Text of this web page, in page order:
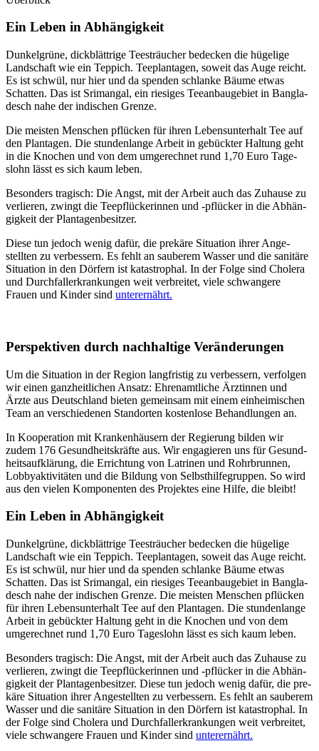
Ein Leben in Abhän­gigkeit
Dunkel­grüne, dick­blättrige Tee­sträucher bedecken die hüge­lige
Land­schaft wie ein Teppich. Tee­plantagen, soweit das Auge reicht.
Es ist schwül, nur hier und da spen­den schlan­ke Bäu­me etwas
Schat­ten. Das ist Srimangal, ein riesiges Tee­anbau­gebiet in Bangla­
desch nahe der indi­schen Grenze.
Die meisten Menschen pflücken für ihren Lebens­unterhalt Tee auf
den Plantagen. Die stunden­lange Arbeit in gebückter Haltung geht
in die Knochen und von dem umge­rechnet rund 1,70 Euro Tage­
slohn lässt es sich kaum leben.
Beson­ders tragisch: Die Angst, mit der Arbeit auch das Zuhause zu
verlieren, zwingt die Tee­pflücker­innen und -pflücker in die Abhän­
gigkeit der Plantagen­besitzer.
Diese tun jedoch wenig dafür, die pre­käre Situa­tion ihrer Ange­
stellten zu ver­bessern. Es fehlt an sauberem Wasser und die sani­täre
Situation in den Dörfern ist katas­trophal. In der Folge sind Cholera
und Durch­fall­erkrank­ungen weit verbreitet, viele schwangere
Frauen und Kinder sind unter­ernährt.
Perspektiven durch nach­haltige Verän­derungen
Um die Situation in der Region lang­fristig zu ver­bessern, verfolgen
wir einen ganz­heit­lichen Ansatz: Ehren­amtliche Ärzt­innen und
Ärzte aus Deutsch­land bieten gemeinsam mit einem einhei­mischen
Team an verschie­denen Stand­orten kosten­lose Behand­lungen an.
In Koopera­tion mit Kranken­häusern der Regie­rung bilden wir
zudem 176 Gesund­heits­kräfte aus. Wir enga­gieren uns für Gesund­
heits­aufklärung, die Errich­tung von Latrinen und Rohr­brunnen,
Lobby­akti­vitäten und die Bildung von Selbst­hilfe­gruppen. So wird
aus den vielen Kompo­nenten des Projektes eine Hilfe, die bleibt!
Ein Leben in Abhän­gigkeit
Dunkel­grüne, dick­blättrige Tee­sträucher bedecken die hüge­lige
Land­schaft wie ein Teppich. Tee­plantagen, soweit das Auge reicht.
Es ist schwül, nur hier und da spen­den schlan­ke Bäu­me etwas
Schat­ten. Das ist Srimangal, ein riesiges Tee­anbau­gebiet in Bangla­
desch nahe der indi­schen Grenze. Die meisten Menschen pflücken
für ihren Lebens­unterhalt Tee auf den Plantagen. Die stunden­lange
Arbeit in gebückter Haltung geht in die Knochen und von dem
umge­rechnet rund 1,70 Euro Tage­slohn lässt es sich kaum leben.
Beson­ders tragisch: Die Angst, mit der Arbeit auch das Zuhause zu
verlieren, zwingt die Tee­pflücker­innen und -pflücker in die Abhän­
gigkeit der Plantagen­besitzer. Diese tun jedoch wenig dafür, die pre­
käre Situa­tion ihrer Ange­stellten zu ver­bessern. Es fehlt an sauberem
Wasser und die sani­täre Situation in den Dörfern ist katas­trophal. In
der Folge sind Cholera und Durch­fall­erkrank­ungen weit verbreitet,
viele schwangere Frauen und Kinder sind unter­ernährt.